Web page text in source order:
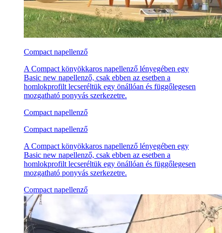
Compact napellenző
A Compact könyökkaros napellenző lényegében egy
Basic new napellenző, csak ebben az esetben a
homlokprofilt lecseréltük egy önállóan és függőlegesen
mozgatható ponyvás szerkezetre.
Compact napellenző
Compact napellenző
A Compact könyökkaros napellenző lényegében egy
Basic new napellenző, csak ebben az esetben a
homlokprofilt lecseréltük egy önállóan és függőlegesen
mozgatható ponyvás szerkezetre.
Compact napellenző